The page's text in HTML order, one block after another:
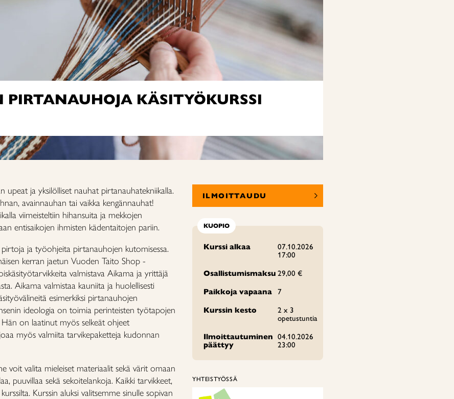
KÄSITYÖKURSSI
upeat ja yksilölliset nauhat pirtanauhatekniikalla.
avainnauhan tai vaikka kengännauhat!
viimeisteltiin hihansuita ja mekkojen
entisaikojen ihmisten kädentaitojen pariin.
ja työohjeita pirtanauhojen kutomisessa.
kerran jaetun Vuoden Taito Shop -
valmistava Aikama ja yrittäjä
Aikama valmistaa kauniita ja huolellisesti
esimerkiksi pirtanauhojen
ideologia on toimia perinteisten työtapojen
on laatinut myös selkeät ohjeet
myös valmiita tarvikepaketteja kudonnan
voit valita mieleiset materiaalit sekä värit omaan
puuvillaa sekä sekoitelankoja. Kaikki tarvikkeet,
Kurssin aluksi valitsemme sinulle sopivan
ILMOITTAUDU
KUOPIO
Kurssi alkaa
07.10.2026
17:00
Osallistumismaksu 29,00 €
Paikkoja vapaana
7
Kurssin kesto
2 x 3
opetustuntia
Ilmoittautuminen
päättyy
04.10.2026
23:00
YHTEISTYÖSSÄ